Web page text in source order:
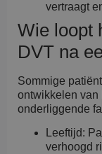
vertraagt
Wie loopt
DVT na
Sommige
ontwikkelen van
onderliggende
Leeftijd:
verhoogd